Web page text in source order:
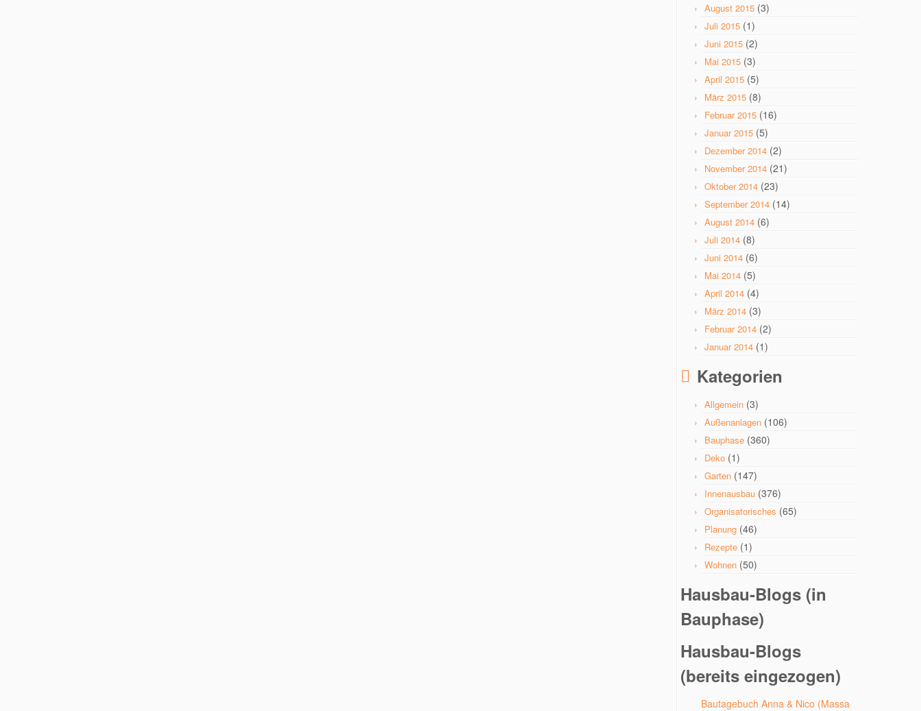
August 2015 (3)
Juli 2015 (1)
Juni 2015 (2)
Mai 2015 (3)
April 2015 (5)
März 2015 (8)
Februar 2015 (16)
Januar 2015 (5)
Dezember 2014 (2)
November 2014 (21)
Oktober 2014 (23)
September 2014 (14)
August 2014 (6)
Juli 2014 (8)
Juni 2014 (6)
Mai 2014 (5)
April 2014 (4)
März 2014 (3)
Februar 2014 (2)
Januar 2014 (1)
Kategorien
Allgemein (3)
Außenanlagen (106)
Bauphase (360)
Deko (1)
Garten (147)
Innenausbau (376)
Organisatorisches (65)
Planung (46)
Rezepte (1)
Wohnen (50)
Hausbau-Blogs (in
Bauphase)
Hausbau-Blogs
(bereits eingezogen)
Bautagebuch Anna & Nico (Massa